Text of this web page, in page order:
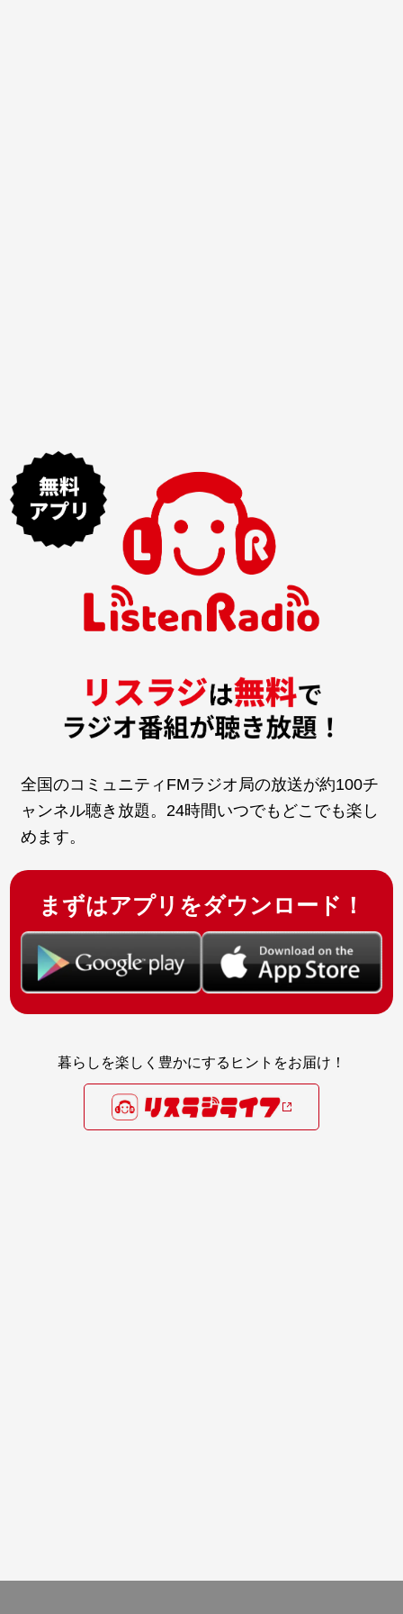
全国のコミュニティFMラジオ局の放送が約100チ
ャンネル聴き放題。24時間いつでもどこでも楽し
めます。
まずはアプリをダウンロード！
暮らしを楽しく豊かにするヒントをお届け！